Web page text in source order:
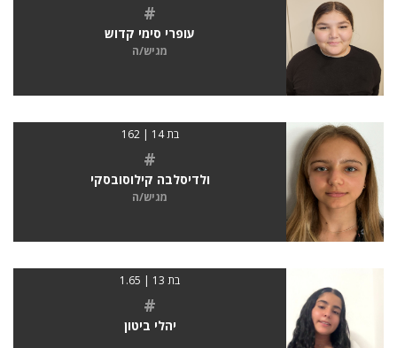
#
עופרי סימי קדוש
מגיש/ה
בת 14 | 162
#
ולדיסלבה קילוסובסקי
מגיש/ה
בת 13 | 1.65
#
יהלי ביטון